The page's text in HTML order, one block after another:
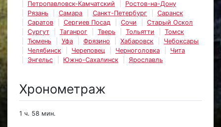
Петропавловск-Камчатский
Ростов-на-Дону
Рязань
Самара Санкт-Петербург
Саранск
Саратов
Сергиев Посад Сочи
Старый Оскол
Сургут
Таганрог Тверь Тольятти
Томск
Тюмень
Уфа Фрязино Хабаровск
Чебоксары
Челябинск
Череповец Черноголовка
Чита
Энгельс
Южно-Сахалинск Ярославль
Хронометраж
1 ч. 58 мин.